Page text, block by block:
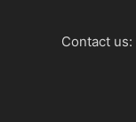
Contact us: